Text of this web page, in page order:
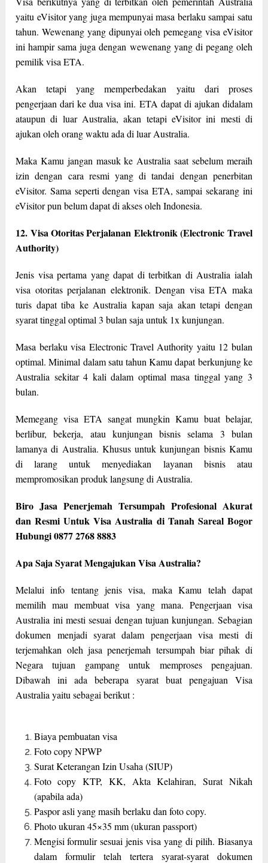
yaitu eVisitor yang juga mempunyai masa berlaku sampai satu
tahun. Wewenang yang dipunyai oleh pemegang visa eVisitor
ini hampir sama juga dengan wewenang yang di pegang oleh
pemilik visa ETA.
Akan tetapi yang memperbedakan yaitu dari proses
pengerjaan dari ke dua visa ini. ETA dapat di ajukan didalam
ataupun di luar Australia, akan tetapi eVisitor ini mesti di
ajukan oleh orang waktu ada di luar Australia.
Maka Kamu jangan masuk ke Australia saat sebelum meraih
izin dengan cara resmi yang di tandai dengan penerbitan
eVisitor. Sama seperti dengan visa ETA, sampai sekarang ini
eVisitor pun belum dapat di akses oleh Indonesia.
12. Visa Otoritas Perjalanan Elektronik (Electronic Travel
Authority)
Jenis visa pertama yang dapat di terbitkan di Australia ialah
visa otoritas perjalanan elektronik. Dengan visa ETA maka
turis dapat tiba ke Australia kapan saja akan tetapi dengan
syarat tinggal optimal 3 bulan saja untuk 1x kunjungan.
Masa berlaku visa Electronic Travel Authority yaitu 12 bulan
optimal. Minimal dalam satu tahun Kamu dapat berkunjung ke
Australia sekitar 4 kali dalam optimal masa tinggal yang 3
bulan.
Memegang visa ETA sangat mungkin Kamu buat belajar,
berlibur, bekerja, atau kunjungan bisnis selama 3 bulan
lamanya di Australia. Khusus untuk kunjungan bisnis Kamu
di larang untuk menyediakan layanan bisnis atau
mempromosikan produk langsung di Australia.
Biro Jasa Penerjemah Tersumpah Profesional Akurat
dan Resmi Untuk Visa Australia di Tanah Sareal Bogor
Hubungi 0877 2768 8883
Apa Saja Syarat Mengajukan Visa Australia?
Melalui info tentang jenis visa, maka Kamu telah dapat
memilih mau membuat visa yang mana. Pengerjaan visa
Australia ini mesti sesuai dengan tujuan kunjungan. Sebagian
dokumen menjadi syarat dalam pengerjaan visa mesti di
terjemahkan oleh jasa penerjemah tersumpah biar pihak di
Negara tujuan gampang untuk memproses pengajuan.
Dibawah ini ada beberapa syarat buat pengajuan Visa
Australia yaitu sebagai berikut :
Biaya pembuatan visa
Foto copy NPWP
Surat Keterangan Izin Usaha (SIUP)
Foto copy KTP, KK, Akta Kelahiran, Surat Nikah
(apabila ada)
Paspor asli yang masih berlaku dan foto copy.
Photo ukuran 45×35 mm (ukuran passport)
Mengisi formulir sesuai jenis visa yang di pilih. Biasanya
dalam formulir telah tertera syarat-syarat dokumen